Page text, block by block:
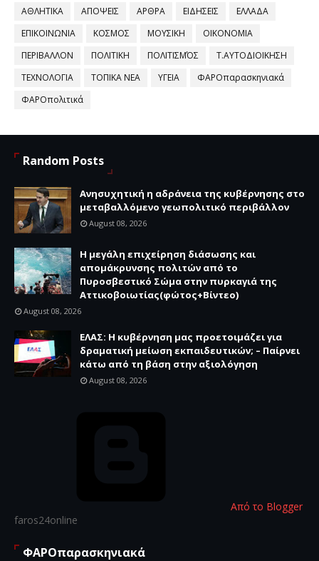
ΑΘΛΗΤΙΚΑ ΑΠΟΨΕΙΣ ΑΡΘΡΑ ΕΙΔΗΣΕΙΣ
ΕΛΛΑΔΑ
ΕΠΙΚΟΙΝΩΝΙΑ
ΚΟΣΜΟΣ ΜΟΥΣΙΚΗ
ΟΙΚΟΝΟΜΙΑ
ΠΕΡΙΒΑΛΛΟΝ
ΠΟΛΙΤΙΚΗ ΠΟΛΙΤΙΣΜΌΣ
Τ.ΑΥΤΟΔΙΟΙΚΗΣΗ
ΤΕΧΝΟΛΟΓΙΑ
ΤΟΠΙΚΑ ΝΕΑ ΥΓΕΙΑ
ΦΑΡΟπαρασκηνιακά
ΦΑΡΟπολιτικά
Random Posts
Ανησυχητική η αδράνεια της κυβέρνησης στο
μεταβαλλόμενο γεωπολιτικό περιβάλλον
August 08, 2026
Η μεγάλη επιχείρηση διάσωσης και
απομάκρυνσης πολιτών από το
Πυροσβεστικό Σώμα στην πυρκαγιά της
Αττικοβοιωτίας(φώτος+Βίντεο)
August 08, 2026
ΕΛΑΣ: Η κυβέρνηση μας προετοιμάζει για
δραματική μείωση εκπαιδευτικών; – Παίρνει
κάτω από τη βάση στην αξιολόγηση
August 08, 2026
Από το Blogger
faros24online
ΦΑΡΟπαρασκηνιακά